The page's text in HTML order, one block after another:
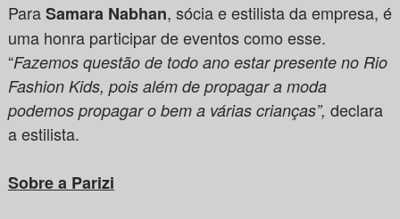
ParaSamara Nabhan, sócia e estilista da empresa, é
uma honra participar de eventos como esse.
“Fazemos questão de todo ano estar presente no Rio
Fashion Kids, pois além de propagar a moda
podemos propagar o bem a várias crianças”, declara
a estilista.
Sobre a Parizi